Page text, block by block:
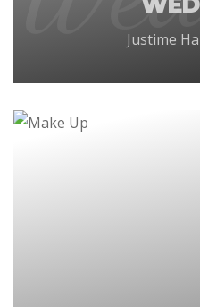
Justime